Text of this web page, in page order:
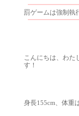
罰ゲームは強制執
こんにちは、わた
す！
身長155cm、体重